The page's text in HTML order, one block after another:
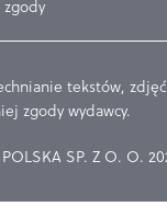
tekstów,
zgody wydawcy.
SP. Z O. O.